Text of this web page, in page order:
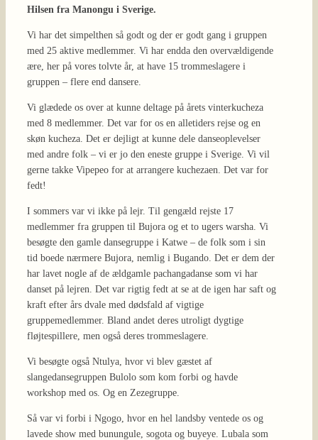
Hilsen fra Manongu i Sverige.
Vi har det simpelthen så godt og der er godt gang i gruppen
med 25 aktive medlemmer. Vi har endda den overvældigende
ære, her på vores tolvte år, at have 15 trommeslagere i
gruppen – flere end dansere.
Vi glædede os over at kunne deltage på årets vinterkucheza
med 8 medlemmer. Det var for os en alletiders rejse og en
skøn kucheza. Det er dejligt at kunne dele danseoplevelser
med andre folk – vi er jo den eneste gruppe i Sverige. Vi vil
gerne takke Vipepeo for at arrangere kuchezaen. Det var for
fedt!
I sommers var vi ikke på lejr. Til gengæld rejste 17
medlemmer fra gruppen til Bujora og et to ugers warsha. Vi
besøgte den gamle dansegruppe i Katwe – de folk som i sin
tid boede nærmere Bujora, nemlig i Bugando. Det er dem der
har lavet nogle af de ældgamle pachangadanse som vi har
danset på lejren. Det var rigtig fedt at se at de igen har saft og
kraft efter års dvale med dødsfald af vigtige
gruppemedlemmer. Bland andet deres utroligt dygtige
fløjtespillere, men også deres trommeslagere.
Vi besøgte også Ntulya, hvor vi blev gæstet af
slangedansegruppen Bulolo som kom forbi og havde
workshop med os. Og en Zezegruppe.
Så var vi forbi i Ngogo, hvor en hel landsby ventede os og
lavede show med bunungule, sogota og buyeye. Lubala som